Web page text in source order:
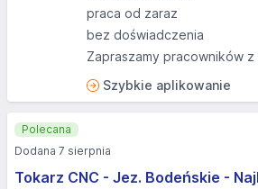
praca od zaraz
bez doświadczenia
Zapraszamy pracowników z
Szybkie aplikowanie
Tokarz CNC - Jez. Bodeńskie -
Polecana
Dodana 7 sierpnia